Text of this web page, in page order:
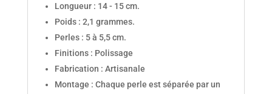
Longueur : 14 - 15 cm.
Poids : 2,1 grammes.
Perles : 5 à 5,5 cm.
Finitions : Polissage
Fabrication : Artisanale
Montage : Chaque perle est séparée par un